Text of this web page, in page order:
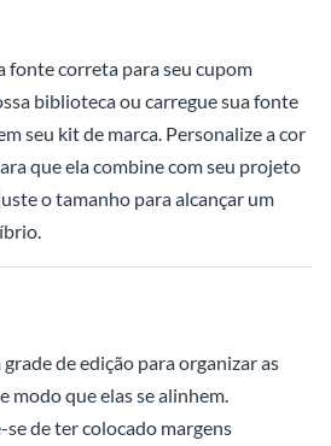
fonte correta para seu cupom
biblioteca ou carregue sua fonte
seu kit de marca. Personalize a cor
que ela combine com seu projeto
o tamanho para alcançar um
grade de edição para organizar as
modo que elas se alinhem.
de ter colocado margens